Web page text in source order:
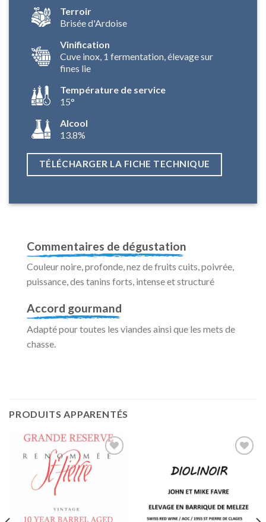
Terroir
Brisée d'Ardoise
Vinification
Cuve inox, 1 fermentation, élevage sur
fines lie
Température de service
15°
Alcool
13.8%
TÉLÉCHARGER LA FICHE TECHNIQUE
Commentaires de dégustation
Couleur noire, profonde, nez de fruits cuits, poivrée,
puissance, des tanins forts, intense et structuré
Accord gourmand
Adapté pour toutes les viandes ainsi que les mets de
chasse.
PRODUITS APPARENTÉS
Ajouter
souhaits